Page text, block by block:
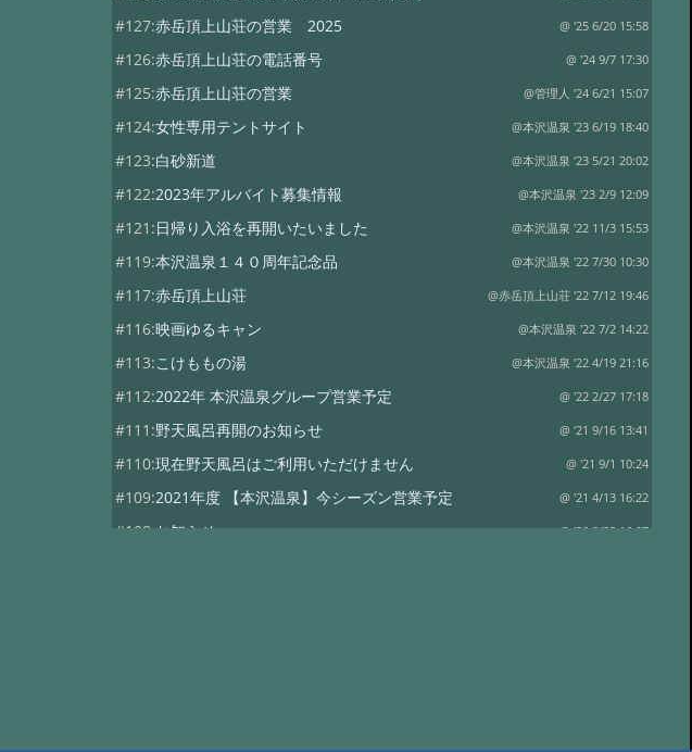
#127:赤岳頂上山荘の営業 2025 @ '25 6/20 15:58
#126:赤岳頂上山荘の電話番号 @ '24 9/7 17:30
#125:赤岳頂上山荘の営業 @管理人 '24 6/21 15:07
#124:女性専用テントサイト @本沢温泉 '23 6/19 18:40
#123:白砂新道 @本沢温泉 '23 5/21 20:02
#122:2023年アルバイト募集情報 @本沢温泉 '23 2/9 12:09
#121:日帰り入浴を再開いたいました @本沢温泉 '22 11/3 15:53
#119:本沢温泉１４０周年記念品 @本沢温泉 '22 7/30 10:30
#117:赤岳頂上山荘 @赤岳頂上山荘 '22 7/12 19:46
#116:映画ゆるキャン @本沢温泉 '22 7/2 14:22
#113:こけももの湯 @本沢温泉 '22 4/19 21:16
#112:2022年 本沢温泉グループ営業予定 @ '22 2/27 17:18
#111:野天風呂再開のお知らせ @ '21 9/16 13:41
#110:現在野天風呂はご利用いただけません @ '21 9/1 10:24
#109:2021年度 【本沢温泉】今シーズン営業予定 @ '21 4/13 16:22
#108:お知らせ @ '20 8/23 16:07